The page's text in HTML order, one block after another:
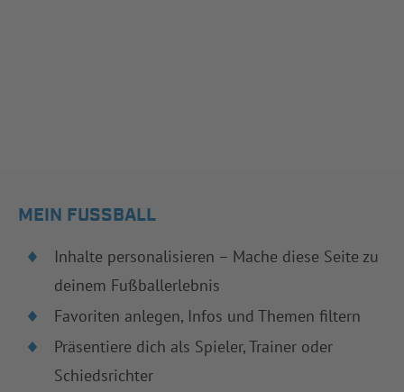
MEIN FUSSBALL
Inhalte personalisieren – Mache diese Seite zu
deinem Fußballerlebnis
Favoriten anlegen, Infos und Themen filtern
Präsentiere dich als Spieler, Trainer oder
Schiedsrichter